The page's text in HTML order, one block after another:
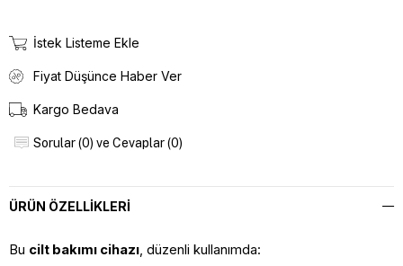
İstek Listeme Ekle
Fiyat Düşünce Haber Ver
Kargo Bedava
Sorular (0) ve Cevaplar (0)
ÜRÜN ÖZELLIKLERI
Bu cilt bakımı cihazı, düzenli kullanımda: